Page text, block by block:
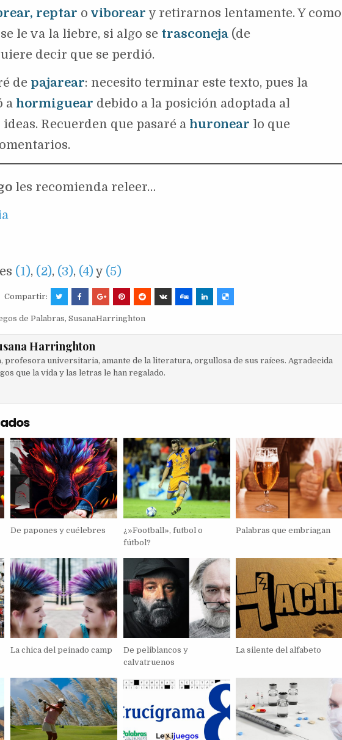
reptar o viborear y retirarnos lentamente. Y como
le va la liebre, si algo se trasconeja (de
decir que se perdió.
de pajarear: necesito terminar este texto, pues la
a hormiguear debido a la posición adoptada al
ideas. Recuerden que pasaré a huronear lo que
les recomienda releer…
(1), (2), (3), (4) y (5)
Compartir:
de Palabras, SusanaHarringhton
Harringhton
profesora universitaria, amante de la literatura, orgullosa de sus raíces. Agradecida
que la vida y las letras le han regalado.
De papones y cuélebres
¿»Football», futbol o
fútbol?
Palabras que embriagan
La chica del peinado camp
De peliblancos y
calvatruenos
La silente del alfabeto